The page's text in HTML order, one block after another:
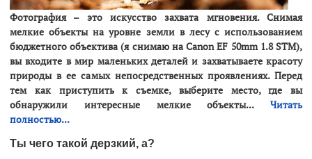
Фотография – это искусство захвата мгновения. Снимая
мелкие объекты на уровне земли в лесу с использованием
бюджетного объектива (я снимаю на Canon EF 50mm 1.8 STM),
вы входите в мир маленьких деталей и захватываете красоту
природы в ее самых непосредственных проявлениях. Перед
тем как приступить к съемке, выберите место, где вы
обнаружили интересные мелкие объекты... Читать
полностью...
Ты чего такой дерзкий, а?